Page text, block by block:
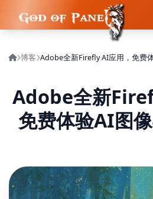
博客
Adobe全新
免费体验AI图